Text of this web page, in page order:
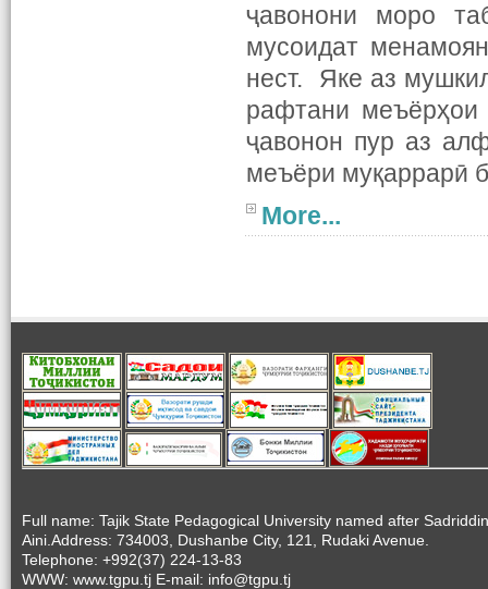
ҷавонони моро
мусоидат
нест. Яке аз
рафтани
ҷавонон пур аз
меъёри муқаррарӣ
More...
Full name: Tajik State Pedagogical University named after Sadriddin
Aini.Address: 734003, Dushanbe City, 121, Rudaki Avenue.
Telephone: +992(37) 224-13-83
WWW: www.tgpu.tj E-mail: info@tgpu.tj